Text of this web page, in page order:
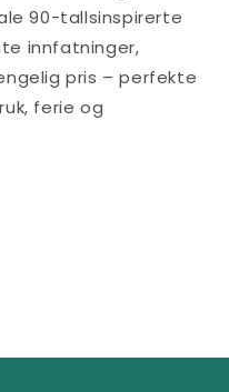
90-tallsinspirerte
innfatninger,
pris – perfekte
ferie og